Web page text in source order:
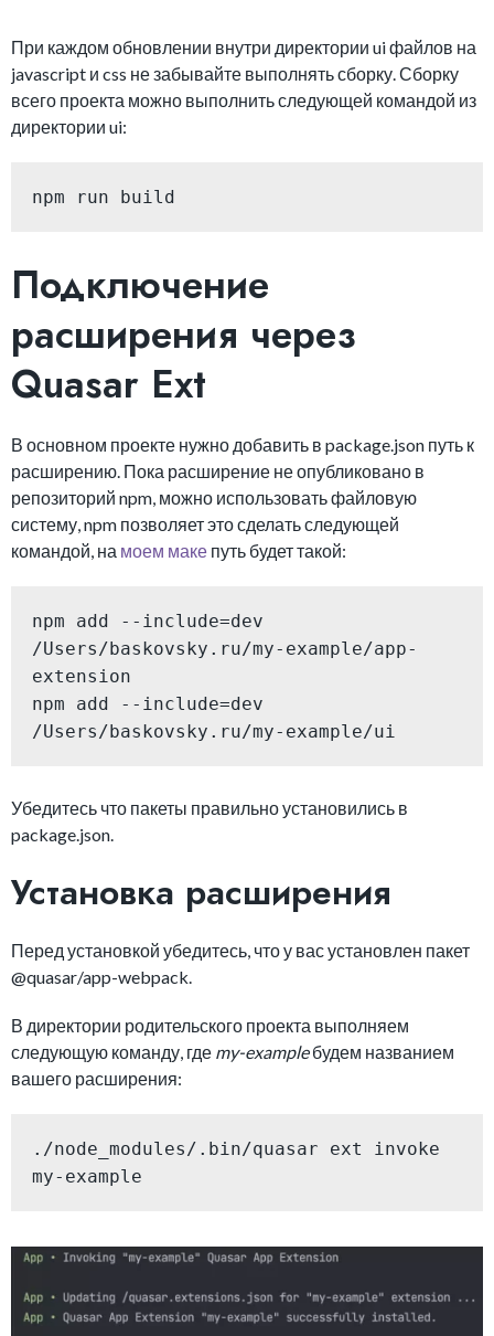
При каждом обновлении внутри директории ui файлов на
javascript и css не забывайте выполнять сборку. Сборку
всего проекта можно выполнить следующей командой из
директории ui:
npm run build
Подключение
расширения через
Quasar Ext
В основном проекте нужно добавить в package.json путь к
расширению. Пока расширение не опубликовано в
репозиторий npm, можно использовать файловую
систему, npm позволяет это сделать следующей
командой, на моем маке путь будет такой:
npm add --include=dev
/Users/baskovsky.ru/my-example/app-
extension
npm add --include=dev
/Users/baskovsky.ru/my-example/ui
Убедитесь что пакеты правильно установились в
package.json.
Установка расширения
Перед установкой убедитесь, что у вас установлен пакет
@quasar/app-webpack.
В директории родительского проекта выполняем
следующую команду, где my-exampleбудем названием
вашего расширения:
./node_modules/.bin/quasar ext invoke
my-example